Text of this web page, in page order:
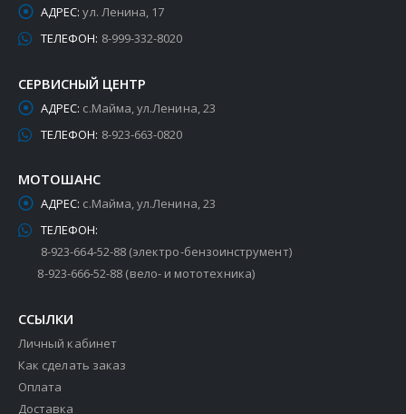
АДРЕС: ул. Ленина, 17
ТЕЛЕФОН: 8-999-332-8020
СЕРВИСНЫЙ ЦЕНТР
АДРЕС: с.Майма, ул.Ленина, 23
ТЕЛЕФОН: 8-923-663-0820
МОТОШАНС
АДРЕС: с.Майма, ул.Ленина, 23
ТЕЛЕФОН:
8-923-664-52-88 (электро-бензоинструмент)
8-923-666-52-88 (вело- и мототехника)
ССЫЛКИ
Личный кабинет
Как сделать заказ
Оплата
Доставка